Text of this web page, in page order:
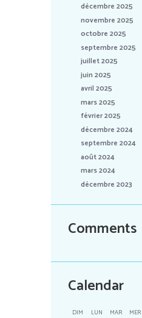
décembre 2025
novembre 2025
octobre 2025
septembre 2025
juillet 2025
juin 2025
avril 2025
mars 2025
février 2025
décembre 2024
septembre 2024
août 2024
mars 2024
décembre 2023
Comments
Calendar
DIM LUN MAR MER